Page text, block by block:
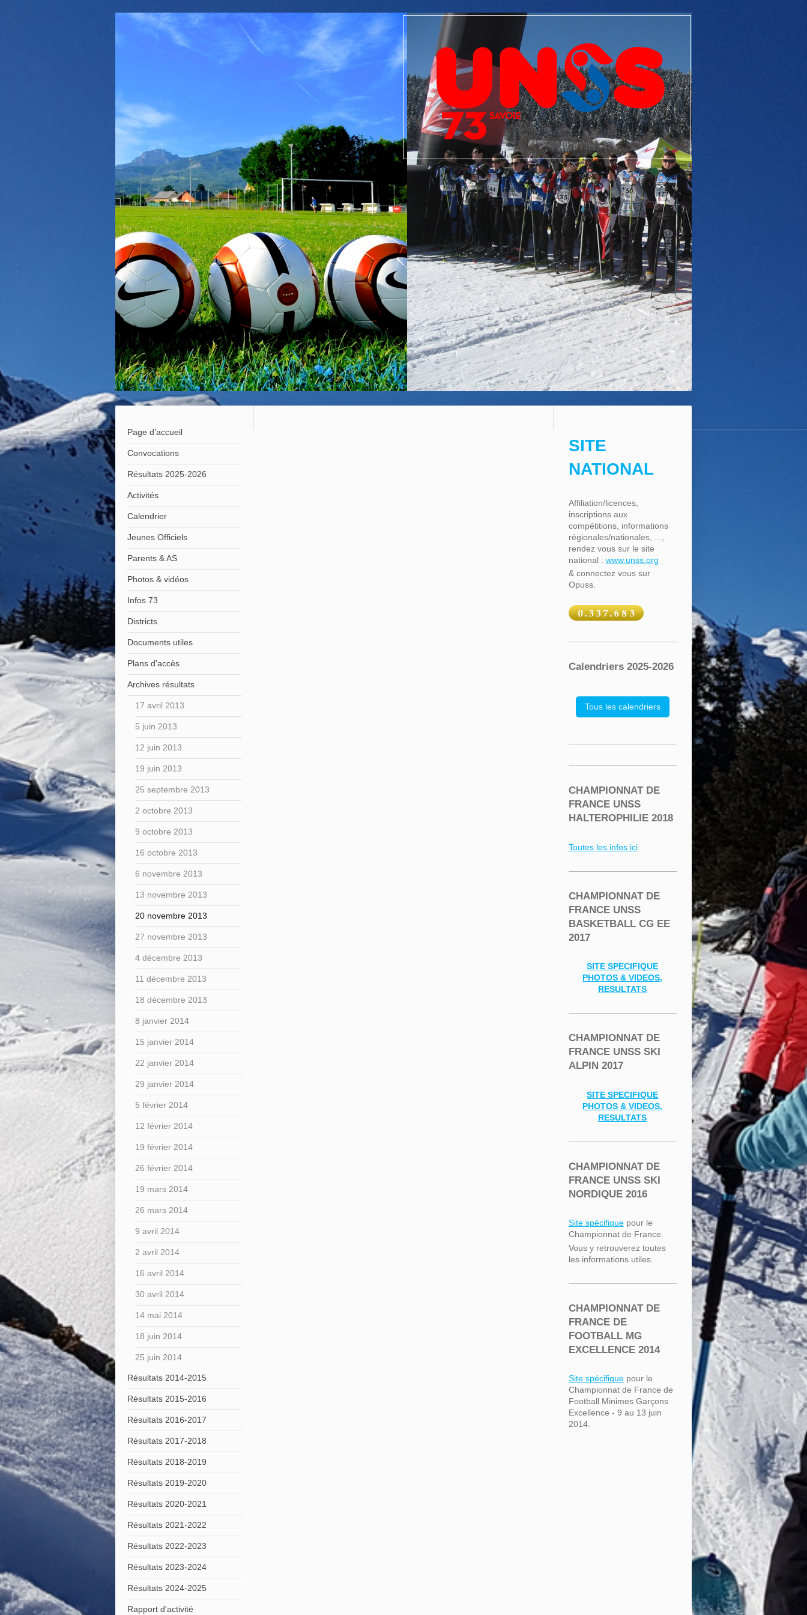
Page d’accueil
Convocations
Résultats 2025-2026
Activités
Calendrier
Jeunes Officiels
Parents & AS
Photos & vidéos
Infos 73
Districts
Documents utiles
Plans d'accès
Archives résultats
17 avril 2013
5 juin 2013
12 juin 2013
19 juin 2013
25 septembre 2013
2 octobre 2013
9 octobre 2013
16 octobre 2013
6 novembre 2013
13 novembre 2013
20 novembre 2013
27 novembre 2013
4 décembre 2013
11 décembre 2013
18 décembre 2013
8 janvier 2014
15 janvier 2014
22 janvier 2014
29 janvier 2014
5 février 2014
12 février 2014
19 février 2014
26 février 2014
19 mars 2014
26 mars 2014
9 avril 2014
2 avril 2014
16 avril 2014
30 avril 2014
14 mai 2014
18 juin 2014
25 juin 2014
Résultats 2014-2015
Résultats 2015-2016
Résultats 2016-2017
Résultats 2017-2018
Résultats 2018-2019
Résultats 2019-2020
Résultats 2020-2021
Résultats 2021-2022
Résultats 2022-2023
Résultats 2023-2024
Résultats 2024-2025
Rapport d'activité
SITE
NATIONAL
Affiliation/licences,
inscriptions aux
compétitions, informations
régionales/nationales, ...,
rendez vous sur le site
national : www.unss.org
& connectez vous sur
Opuss.
Calendriers 2025-2026
Tous les calendriers
CHAMPIONNAT DE
FRANCE UNSS
HALTEROPHILIE 2018
Toutes les infos ici
CHAMPIONNAT DE
FRANCE UNSS
BASKETBALL CG EE
2017
SITE SPECIFIQUE
PHOTOS & VIDEOS,
RESULTATS
CHAMPIONNAT DE
FRANCE UNSS SKI
ALPIN 2017
SITE SPECIFIQUE
PHOTOS & VIDEOS,
RESULTATS
CHAMPIONNAT DE
FRANCE UNSS SKI
NORDIQUE 2016
Site spécifiquepour le
Championnat de France.
Vous y retrouverez toutes
les informations utiles.
CHAMPIONNAT DE
FRANCE DE
FOOTBALL MG
EXCELLENCE 2014
Site spécifiquepour le
Championnat de France de
Football Minimes Garçons
Excellence - 9 au 13 juin
2014.